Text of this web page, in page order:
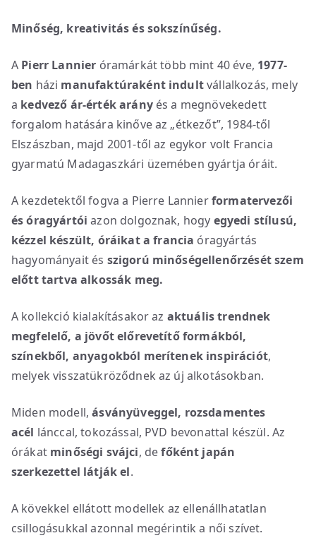
Minőség, kreativitás és sokszínűség.
A Pierr Lannier óramárkát több mint 40 éve, 1977-
ben házi manufaktúraként indultvállalkozás, mely
a kedvező ár-érték arányés a megnövekedett
forgalom hatására kinőve az „étkezőt”, 1984-től
Elszászban, majd 2001-től az egykor volt Francia
gyarmatú Madagaszkári üzemében gyártja óráit.
A kezdetektől fogva a Pierre Lannierformatervezői
és óragyártói azon dolgoznak, hogy egyedi stílusú,
kézzel készült, óráikata francia óragyártás
hagyományait és szigorú minőségellenőrzését szem
előtt tartva alkossák meg.
A kollekció kialakításakor az aktuális trendnek
megfelelő, a jövőt előrevetítő formákból,
színekből, anyagokból merítenek inspirációt,
melyek visszatükröződnek az új alkotásokban.
Miden modell,ásványüveggel, rozsdamentes
acél lánccal, tokozással, PVD bevonattal készül. Az
órákat minőségi svájci, defőként japán
szerkezettel látják el.
A kövekkel ellátott modellek az ellenállhatatlan
csillogásukkal azonnal megérintik a női szívet.